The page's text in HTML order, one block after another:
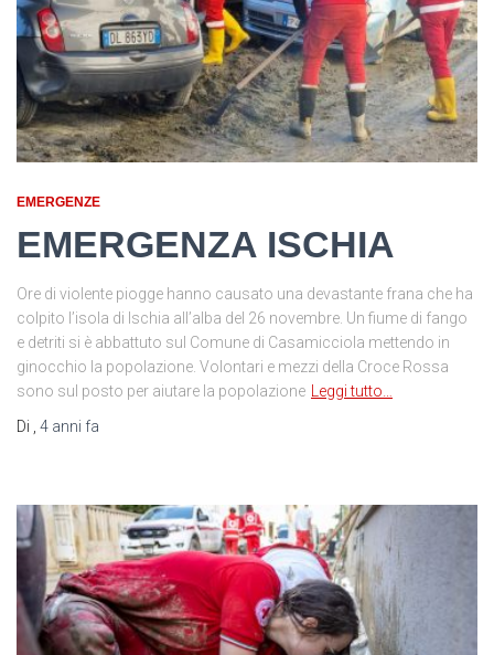
EMERGENZE
EMERGENZA ISCHIA
Ore di violente piogge hanno causato una devastante frana che ha
colpito l’isola di Ischia all’alba del 26 novembre. Un fiume di fango
e detriti si è abbattuto sul Comune di Casamicciola mettendo in
ginocchio la popolazione. Volontari e mezzi della Croce Rossa
sono sul posto per aiutare la popolazione
Leggi tutto…
Di
4 anni fa